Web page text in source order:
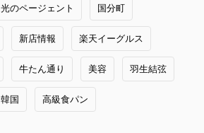
光のページェント 国分町
新店情報 楽天イーグルス
牛たん通り 美容 羽生結弦
韓国 高級食パン